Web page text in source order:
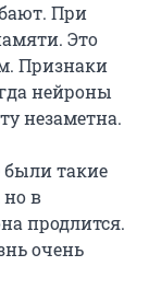
При
Это
Признаки
нейроны
незаметна.
были такие
но в
продлится.
очень